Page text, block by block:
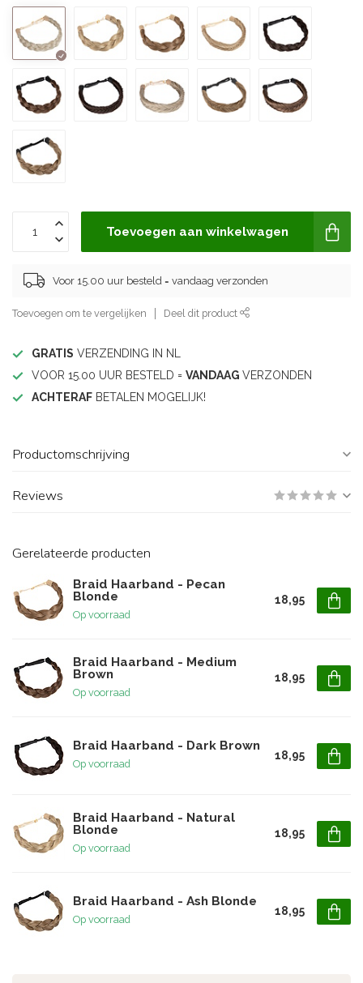
Toevoegen aan winkelwagen
Voor 15.00 uur besteld = vandaag verzonden
Toevoegen om te vergelijken Deel dit product
GRATIS VERZENDING IN NL
VOOR 15.00 UUR BESTELD = VANDAAG VERZONDEN
ACHTERAF BETALEN MOGELIJK!
Productomschrijving
Reviews
Gerelateerde producten
Braid Haarband - Pecan
Blonde
Op voorraad
18,95
Braid Haarband - Medium
Brown
Op voorraad
18,95
Braid Haarband - Dark Brown
Op voorraad
18,95
Braid Haarband - Natural
Blonde
Op voorraad
18,95
Braid Haarband - Ash Blonde
Op voorraad
18,95